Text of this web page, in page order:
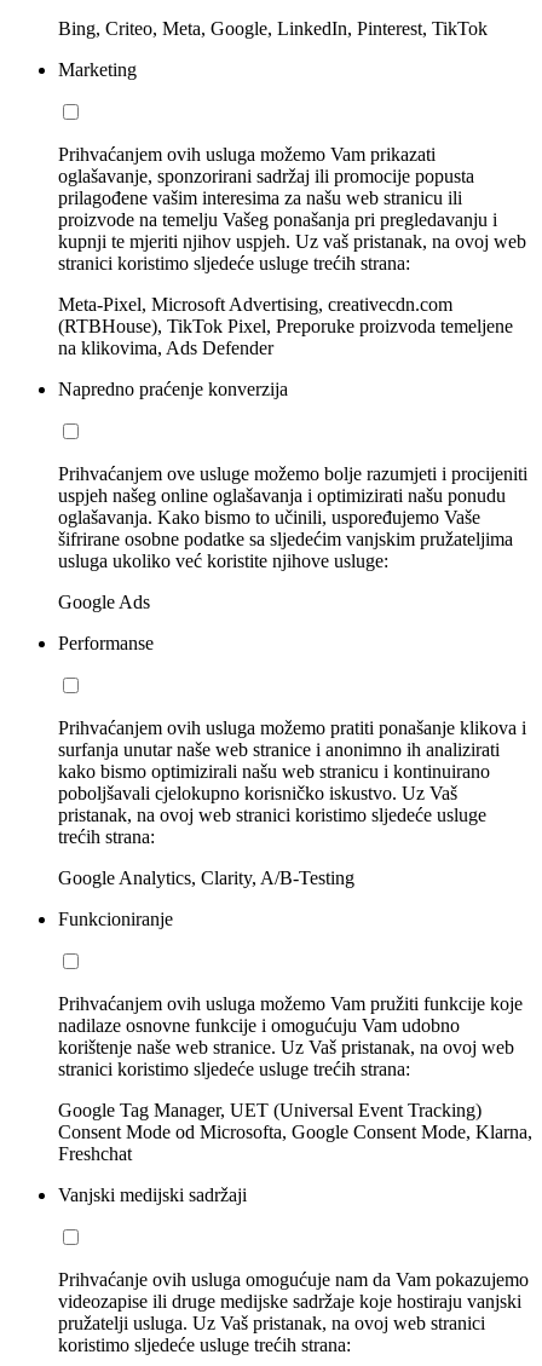
Bing, Criteo, Meta, Google, LinkedIn, Pinterest, TikTok
Marketing
Prihvaćanjem ovih usluga možemo Vam prikazati
oglašavanje, sponzorirani sadržaj ili promocije popusta
prilagođene vašim interesima za našu web stranicu ili
proizvode na temelju Vašeg ponašanja pri pregledavanju i
kupnji te mjeriti njihov uspjeh. Uz vaš pristanak, na ovoj web
stranici koristimo sljedeće usluge trećih strana:
Meta-Pixel, Microsoft Advertising, creativecdn.com
(RTBHouse), TikTok Pixel, Preporuke proizvoda temeljene
na klikovima, Ads Defender
Napredno praćenje konverzija
Prihvaćanjem ove usluge možemo bolje razumjeti i procijeniti
uspjeh našeg online oglašavanja i optimizirati našu ponudu
oglašavanja. Kako bismo to učinili, uspoređujemo Vaše
šifrirane osobne podatke sa sljedećim vanjskim pružateljima
usluga ukoliko već koristite njihove usluge:
Google Ads
Performanse
Prihvaćanjem ovih usluga možemo pratiti ponašanje klikova i
surfanja unutar naše web stranice i anonimno ih analizirati
kako bismo optimizirali našu web stranicu i kontinuirano
poboljšavali cjelokupno korisničko iskustvo. Uz Vaš
pristanak, na ovoj web stranici koristimo sljedeće usluge
trećih strana:
Google Analytics, Clarity, A/B-Testing
Funkcioniranje
Prihvaćanjem ovih usluga možemo Vam pružiti funkcije koje
nadilaze osnovne funkcije i omogućuju Vam udobno
korištenje naše web stranice. Uz Vaš pristanak, na ovoj web
stranici koristimo sljedeće usluge trećih strana:
Google Tag Manager, UET (Universal Event Tracking)
Consent Mode od Microsofta, Google Consent Mode, Klarna,
Freshchat
Vanjski medijski sadržaji
Prihvaćanje ovih usluga omogućuje nam da Vam pokazujemo
videozapise ili druge medijske sadržaje koje hostiraju vanjski
pružatelji usluga. Uz Vaš pristanak, na ovoj web stranici
koristimo sljedeće usluge trećih strana: